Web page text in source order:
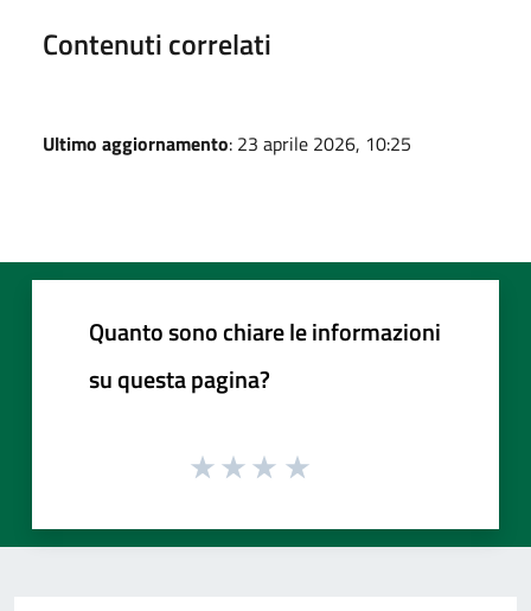
Contenuti correlati
Ultimo aggiornamento: 23 aprile 2026, 10:25
Quanto sono chiare le informazioni
su questa pagina?